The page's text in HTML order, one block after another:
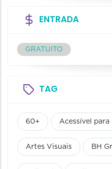
ENTRADA
GRATUITO
TAG
60+ Acessível
Artes Visuais BH